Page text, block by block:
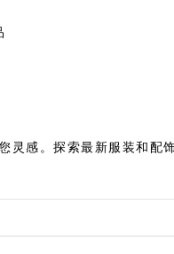
感。探索最新服装和配